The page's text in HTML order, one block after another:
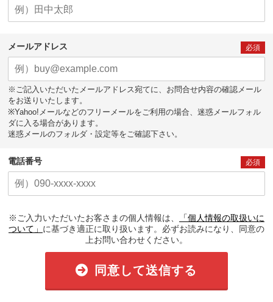
メールアドレス 必須
※ご記入いただいたメールアドレス宛てに、お問合せ内容の確認メール
をお送りいたします。
※Yahoo!メールなどのフリーメールをご利用の場合、迷惑メールフォル
ダに入る場合があります。
迷惑メールのフォルダ・設定等をご確認下さい。
電話番号 必須
※ご入力いただいたお客さまの個人情報は、
「個人情報の取扱いに
ついて」 に基づき適正に取り扱います。必ずお読みになり、同意の
上お問い合わせください。
同意して送信する